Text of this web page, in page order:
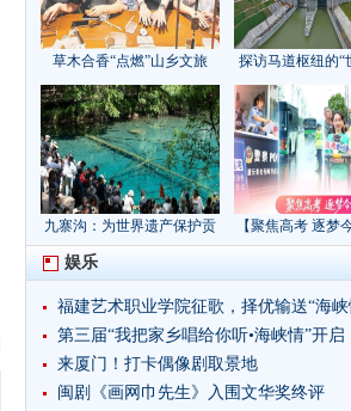
草木合香“点燃”山乡文旅 探访马道枢纽的“
九寨沟：为世界遗产保护贡
献“中国方案”｜美丽中国行
【聚焦高考 逐梦
执笔追梦，各方
娱乐
福建艺术职业学院征歌，择优输送“海峡
​第三届“我把家乡唱给你听•海峡情”开启
来厦门！打卡偶像剧取景地
闽剧《画网巾先生》入围文华奖终评